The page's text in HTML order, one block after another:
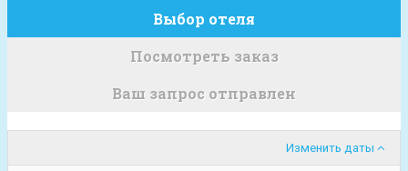
Выбор отеля
Посмотреть заказ
Ваш запрос отправлен
Изменить даты